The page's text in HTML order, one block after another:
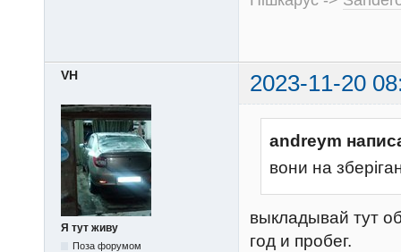
VH 2023-11-20
Я тут живу
Поза форумом
andreym
вони на
выкладывай тут
год и пробег.